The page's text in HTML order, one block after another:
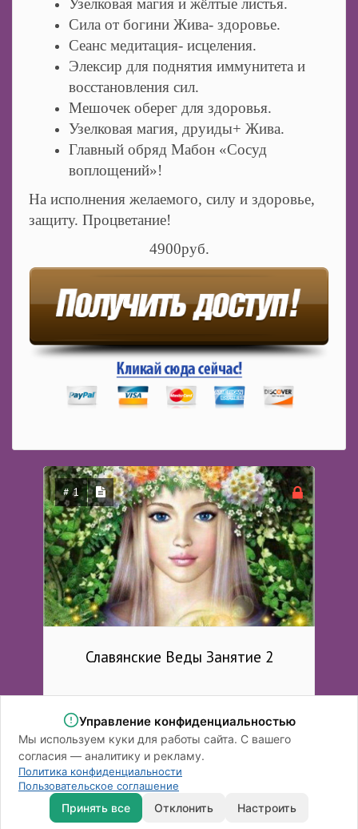
Узелковая магия и жёлтые листья.
Сила от богини Жива- здоровье.
Сеанс медитация- исцеления.
Элексир для поднятия иммунитета и
восстановления сил.
Мешочек оберег для здоровья.
Узелковая магия, друиды+ Жива.
Главный обряд Мабон «Сосуд
воплощений»!
На исполнения желаемого, силу и здоровье,
защиту. Процветание!
4900руб.
# 1
Славянские Веды Занятие 2
Ответственность
Пользовательское соглашение|Политика конфиденциальности
Обработка персональных данных Согласие на рассылку
Управление конфиденциальностью
Мы используем куки для работы сайта. С вашего
согласия — аналитику и рекламу.
Политика конфиденциальности
Пользовательское соглашение
Принять все Отклонить Настроить